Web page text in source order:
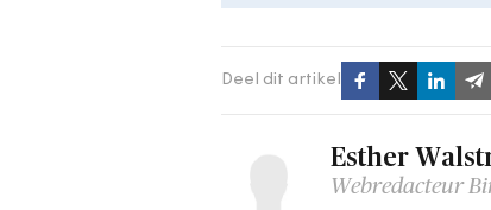
Deel dit artikel
Esther
Webredacteur